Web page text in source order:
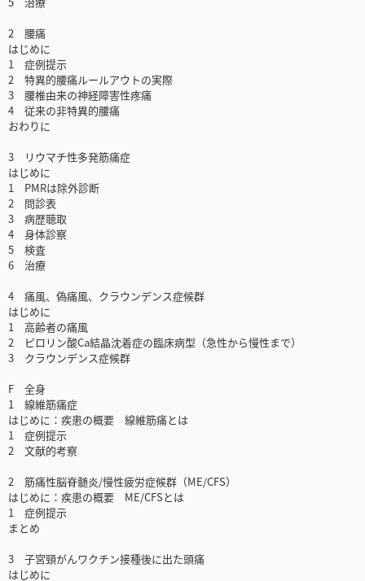
2 腰痛
はじめに
1 症例提示
2 特異的腰痛ルールアウトの実際
3 腰椎由来の神経障害性疼痛
4 従来の非特異的腰痛
おわりに
3 リウマチ性多発筋痛症
はじめに
1 PMRは除外診断
2 問診表
3 病歴聴取
4 身体診察
5 検査
6 治療
4 痛風、偽痛風、クラウンデンス症候群
はじめに
1 高齢者の痛風
2 ピロリン酸Ca結晶沈着症の臨床病型（急性から慢性まで）
3 クラウンデンス症候群
F 全身
1 線維筋痛症
はじめに：疾患の概要 線維筋痛とは
1 症例提示
2 文献的考察
2 筋痛性脳脊髄炎/慢性疲労症候群（ME/CFS）
はじめに：疾患の概要 ME/CFSとは
1 症例提示
まとめ
3 子宮頸がんワクチン接種後に出た頭痛
はじめに